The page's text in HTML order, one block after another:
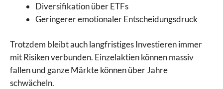
Diversifikation über ETFs
Geringerer emotionaler Entscheidungsdruck
Trotzdem bleibt auch langfristiges Investieren immer
mit Risiken verbunden. Einzelaktien können massiv
fallen und ganze Märkte können über Jahre
schwächeln.